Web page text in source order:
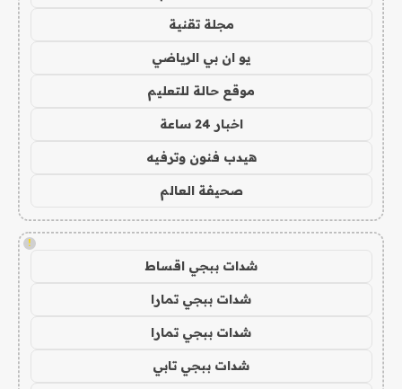
مجلة تقنية
يو ان بي الرياضي
موقع حالة للتعليم
اخبار 24 ساعة
هيدب فنون وترفيه
صحيفة العالم
!
شدات ببجي اقساط
شدات ببجي تمارا
شدات ببجي تمارا
شدات ببجي تابي